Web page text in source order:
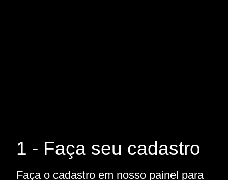
1 - Faça seu cadastro
Faça o cadastro em nosso painel para